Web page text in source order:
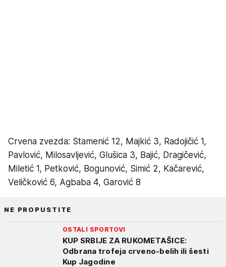
Crvena zvezda: Stamenić 12, Majkić 3, Radojičić 1,
Pavlović, Milosavljević, Glušica 3, Bajić, Dragičević,
Miletić 1, Petković, Bogunović, Simić 2, Kačarević,
Veličković 6, Agbaba 4, Garović 8
NE PROPUSTITE
OSTALI SPORTOVI
KUP SRBIJE ZA RUKOMETAŠICE:
Odbrana trofeja crveno-belih ili šesti
Kup Jagodine